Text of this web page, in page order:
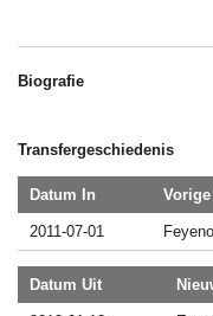
Biografie
Transfergeschiedenis
Datum In
2011-07-01
Datum Uit